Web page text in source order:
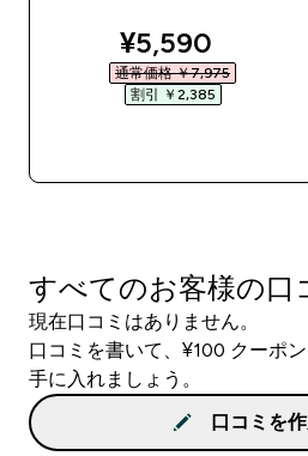
discounted
¥5,590‎
通常価格 ￥7,975‎
割引 ￥2,385‎
すべてのお客様の口
現在口コミはありません。
口コミを書いて、¥100 クーポ
手に入れましょう。
口コミを